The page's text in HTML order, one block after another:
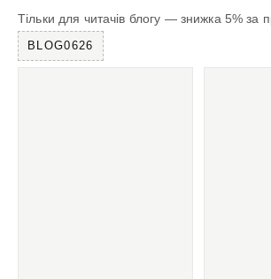
Тільки для читачів блогу — знижка 5% за
BLOG0626